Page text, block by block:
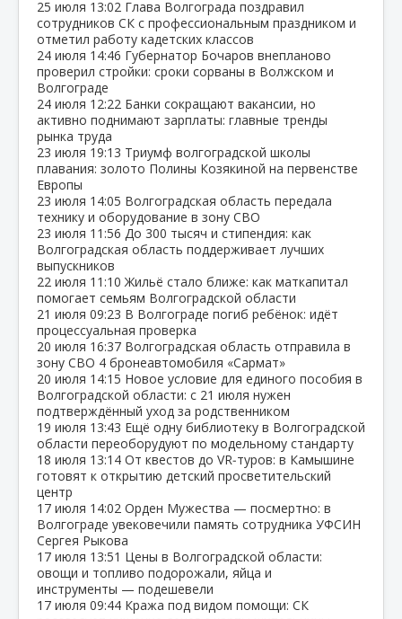
25 июля 13:02 Глава Волгограда поздравил
сотрудников СК с профессиональным праздником и
отметил работу кадетских классов
24 июля 14:46 Губернатор Бочаров внепланово
проверил стройки: сроки сорваны в Волжском и
Волгограде
24 июля 12:22 Банки сокращают вакансии, но
активно поднимают зарплаты: главные тренды
рынка труда
23 июля 19:13 Триумф волгоградской школы
плавания: золото Полины Козякиной на первенстве
Европы
23 июля 14:05 Волгоградская область передала
технику и оборудование в зону СВО
23 июля 11:56 До 300 тысяч и стипендия: как
Волгоградская область поддерживает лучших
выпускников
22 июля 11:10 Жильё стало ближе: как маткапитал
помогает семьям Волгоградской области
21 июля 09:23 В Волгограде погиб ребёнок: идёт
процессуальная проверка
20 июля 16:37 Волгоградская область отправила в
зону СВО 4 бронеавтомобиля «Сармат»
20 июля 14:15 Новое условие для единого пособия в
Волгоградской области: с 21 июля нужен
подтверждённый уход за родственником
19 июля 13:43 Ещё одну библиотеку в Волгоградской
области переоборудуют по модельному стандарту
18 июля 13:14 От квестов до VR‑туров: в Камышине
готовят к открытию детский просветительский
центр
17 июля 14:02 Орден Мужества — посмертно: в
Волгограде увековечили память сотрудника УФСИН
Сергея Рыкова
17 июля 13:51 Цены в Волгоградской области:
овощи и топливо подорожали, яйца и
инструменты — подешевели
17 июля 09:44 Кража под видом помощи: СК